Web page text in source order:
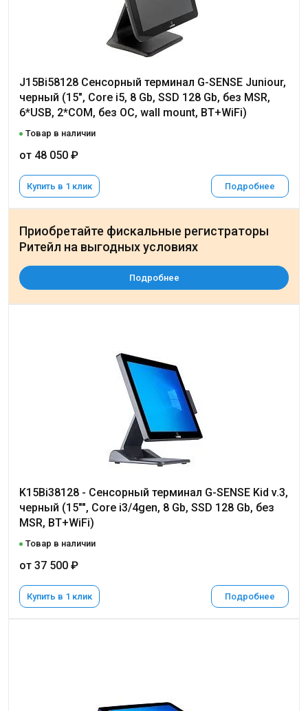
J15Bi58128 Сенсорный терминал G-SENSE Juniour,
черный (15", Core i5, 8 Gb, SSD 128 Gb, без MSR,
6*USB, 2*COM, без ОС, wall mount, BT+WiFi)
Товар в наличии
от 48 050 ₽
Купить в 1 клик Подробнее
K15Bi38128 - Сенсорный терминал G-SENSE Kid v.3,
черный (15"", Core i3/4gen, 8 Gb, SSD 128 Gb, без
MSR, BT+WiFi)
Товар в наличии
от 37 500 ₽
Купить в 1 клик Подробнее
Приобретайте фискальные регистраторы
Ритейл на выгодных условиях
Подробнее